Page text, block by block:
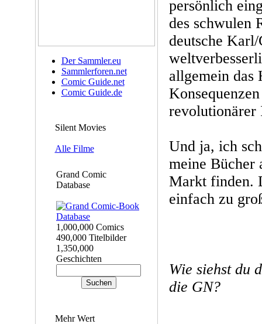
Der Sammler.eu
Sammlerforen.net
Comic Guide.net
Comic Guide.de
Silent Movies
Alle Filme
Grand Comic
Database
1,000,000 Comics
490,000 Titelbilder
1,350,000
Geschichten
Mehr Wert
persönlich
des schwulen
deutsche
allgemein das
revolutionärer
Und ja, ich
meine Bücher
Markt finden.
einfach zu
Wie siehst du
die GN?